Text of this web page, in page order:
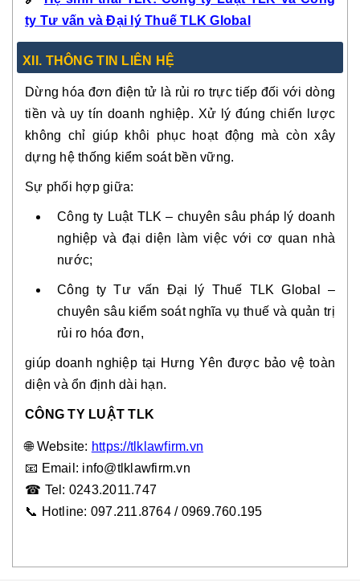
ty Tư vấn và Đại lý Thuế TLK Global
XII. THÔNG TIN LIÊN HỆ
Dừng hóa đơn điện tử là rủi ro trực tiếp đối với dòng
tiền và uy tín doanh nghiệp. Xử lý đúng chiến lược
không chỉ giúp khôi phục hoạt động mà còn xây
dựng hệ thống kiểm soát bền vững.
Sự phối hợp giữa:
Công ty Luật TLK – chuyên sâu pháp lý doanh
nghiệp và đại diện làm việc với cơ quan nhà
nước;
Công ty Tư vấn Đại lý Thuế TLK Global –
chuyên sâu kiểm soát nghĩa vụ thuế và quản trị
rủi ro hóa đơn,
giúp doanh nghiệp tại Hưng Yên được bảo vệ toàn
diện và ổn định dài hạn.
CÔNG TY LUẬT TLK
🌐Website: https://tlklawfirm.vn
📧 Email: info@tlklawfirm.vn
☎ Tel: 0243.2011.747
📞 Hotline: 097.211.8764 / 0969.760.195